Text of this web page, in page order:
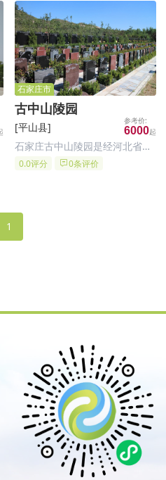
性园林化经典公墓，以公益性、
教育性、纪念性、观光性作为公
墓经营理念，将陆续推出不同内
涵的墓型，满足不同层次客户需
求。
石家庄市
古中山陵园
[平山县] 6000
石家庄古中山陵园是经河北省民
政厅批准，由平山县民政局主管
家庄陵园中堪舆较好的陵园。
0.0评分 0条评价
1